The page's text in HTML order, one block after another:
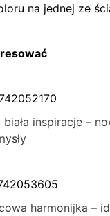
na jednej ze
inspiracje –
harmonijka –